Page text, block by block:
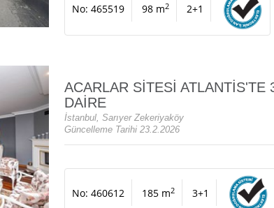
No: 465519 98 m2 2+1
ACARLAR SİTESİ ATLANTİS'TE
DAİRE
İstanbul, Sarıyer Zekeriyaköy
Güncelleme Tarihi 23.2.2026
No: 460612 185 m2 3+1